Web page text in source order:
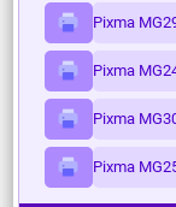
Pixma
Pixma
Pixma
Pixma